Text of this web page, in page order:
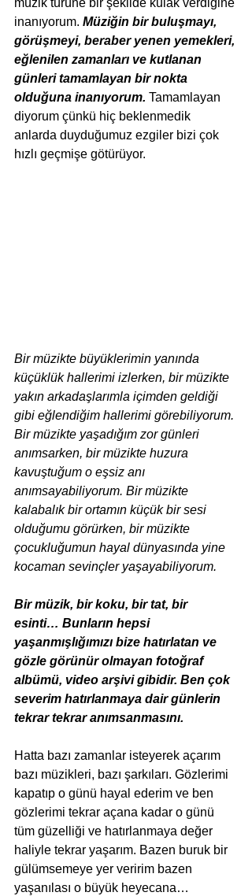
inanıyorum. Müziğin bir buluşmayı,
görüşmeyi, beraber yenen yemekleri,
eğlenilen zamanları ve kutlanan
günleri tamamlayan bir nokta
olduğuna inanıyorum. Tamamlayan
diyorum çünkü hiç beklenmedik
anlarda duyduğumuz ezgiler bizi çok
hızlı geçmişe götürüyor.
Bir müzikte büyüklerimin yanında
küçüklük hallerimi izlerken, bir müzikte
yakın arkadaşlarımla içimden geldiği
gibi eğlendiğim hallerimi görebiliyorum.
Bir müzikte yaşadığım zor günleri
anımsarken, bir müzikte huzura
kavuştuğum o eşsiz anı
anımsayabiliyorum. Bir müzikte
kalabalık bir ortamın küçük bir sesi
olduğumu görürken, bir müzikte
çocukluğumun hayal dünyasında yine
kocaman sevinçler yaşayabiliyorum.
Bir müzik, bir koku, bir tat, bir
esinti… Bunların hepsi
yaşanmışlığımızı bize hatırlatan ve
gözle görünür olmayan fotoğraf
albümü, video arşivi gibidir. Ben çok
severim hatırlanmaya dair günlerin
tekrar tekrar anımsanmasını.
Hatta bazı zamanlar isteyerek açarım
bazı müzikleri, bazı şarkıları. Gözlerimi
kapatıp o günü hayal ederim ve ben
gözlerimi tekrar açana kadar o günü
tüm güzelliği ve hatırlanmaya değer
haliyle tekrar yaşarım. Bazen buruk bir
gülümsemeye yer veririm bazen
yaşanılası o büyük heyecana…